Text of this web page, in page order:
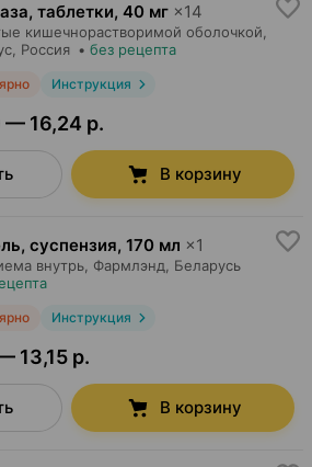
таблетки, 40 мг ×14
кишечнорастворимой оболочкой,
, Россия • без рецепта
Инструкция
— 16,24 р.
В корзину
суспензия, 170 мл ×1
внутрь, Фармлэнд , Беларусь
Инструкция
13,15 р.
В корзину